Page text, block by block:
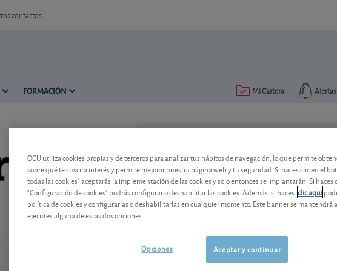
contactos
FORMACIÓN Alertas
Mi Cartera
La filial australiana Cimic
Gracias a su solidez financiera, ACS
expansión internacional.
07/08/2026 Madrid
-0,3 EUR (-0,27 %)
OCU utiliza cookies propias y de terceros para analizar tus hábitos de navegación, lo que permite
sobre qué te suscita interés y permite mejorar nuestra página web y tu seguridad. Si haces clic en el
todas las cookies" aceptarás la implementación de las cookies y solo entonces se implantarán. Si haces
"Configuración de cookies" podrás configurar o deshabilitar las cookies. Además, si haces clic aquí
política de cookies y configurarlas o deshabilitarlas en cualquier momento. Este banner se mantendrá
ejecutes alguna de estas dos opciones.
Aceptar y continuar
Opciones